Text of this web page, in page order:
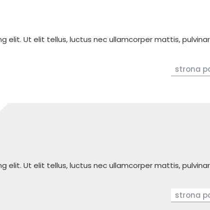
elit. Ut elit tellus, luctus nec ullamcorper mattis,
strona
elit. Ut elit tellus, luctus nec ullamcorper mattis,
strona